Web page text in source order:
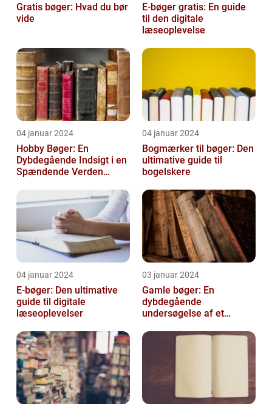
Gratis bøger: Hvad du bør
vide
E-bøger gratis: En guide
til den digitale
læseoplevelse
04 januar 2024
Hobby Bøger: En
Dybdegående Indsigt i en
Spændende Verden
04 januar 2024
Bogmærker til bøger: Den
ultimative guide til
bogelskere
04 januar 2024
E-bøger: Den ultimative
guide til digitale
læseoplevelser
03 januar 2024
Gamle bøger: En
dybdegående
undersøgelse af et